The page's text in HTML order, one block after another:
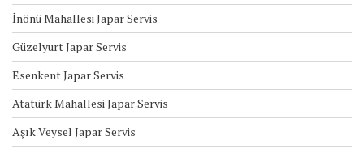
İnönü Mahallesi Japar Servis
Güzelyurt Japar Servis
Esenkent Japar Servis
Atatürk Mahallesi Japar Servis
Aşık Veysel Japar Servis